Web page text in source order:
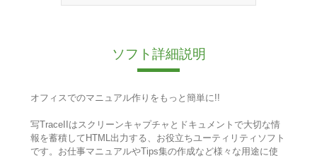
ソフト詳細説明
オフィスでのマニュアル作りをもっと簡単に!!
写TraceIIはスクリーンキャプチャとドキュメントで大切な情
報を蓄積してHTML出力する、お役立ちユーティリティソフト
です。お仕事マニュアルやTips集の作成など様々な用途に使